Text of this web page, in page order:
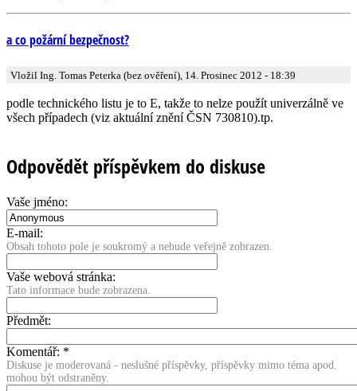
a co požární bezpečnost?
Vložil Ing. Tomas Peterka (bez ověření), 14. Prosinec 2012 - 18:39
podle technického listu je to E, takže to nelze použít univerzálně ve
všech případech (viz aktuální znění ČSN 730810).tp.
Odpovědět příspěvkem do diskuse
Vaše jméno:
E-mail:
Obsah tohoto pole je soukromý a nebude veřejně zobrazen.
Vaše webová stránka:
Tato informace bude zobrazena.
Předmět:
Komentář: *
Diskuse je moderovaná - neslušné příspěvky, příspěvky mimo téma apod.
mohou být odstraněny.